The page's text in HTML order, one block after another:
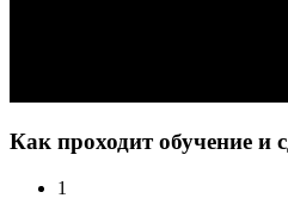
Как проходит обучение и
1